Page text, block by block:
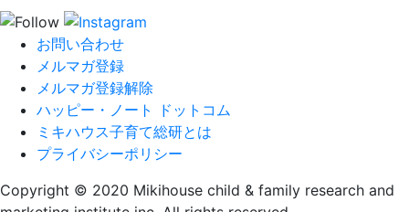
お問い合わせ
メルマガ登録
メルマガ登録解除
ハッピー・ノート ドットコム
ミキハウス子育て総研とは
プライバシーポリシー
Copyright © 2020 Mikihouse child & family research and